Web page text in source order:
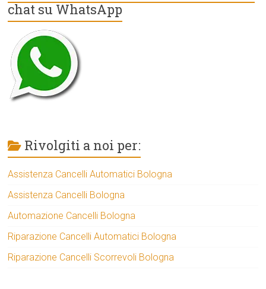
chat su WhatsApp
Rivolgiti a noi per:
Assistenza Cancelli Automatici Bologna
Assistenza Cancelli Bologna
Automazione Cancelli Bologna
Riparazione Cancelli Automatici Bologna
Riparazione Cancelli Scorrevoli Bologna